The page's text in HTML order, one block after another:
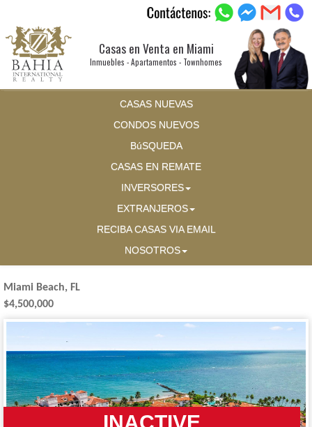
Casas en Venta en Miami
Inmuebles - Apartamentos - Townhomes
CASAS NUEVAS
CONDOS NUEVOS
BúSQUEDA
CASAS EN REMATE
INVERSORES
EXTRANJEROS
RECIBA CASAS VIA EMAIL
NOSOTROS
Miami Beach, FL
$4,500,000
INACTIVE